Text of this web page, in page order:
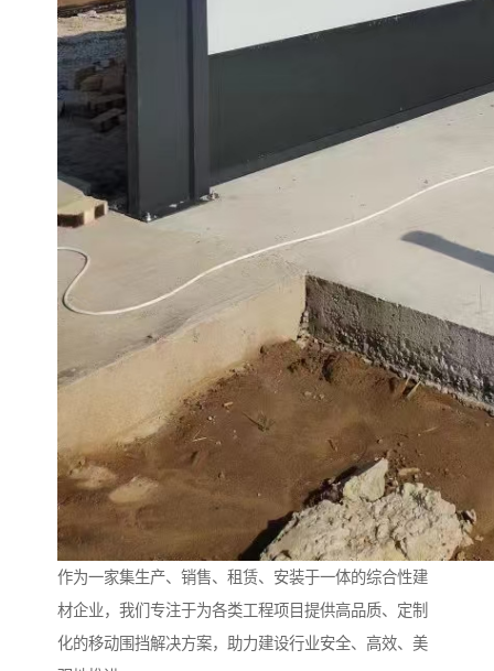
作为一家集生产、销售、租赁、安装于一体的综合性建
材企业，我们专注于为各类工程项目提供高品质、定制
化的移动围挡解决方案，助力建设行业安全、高效、美